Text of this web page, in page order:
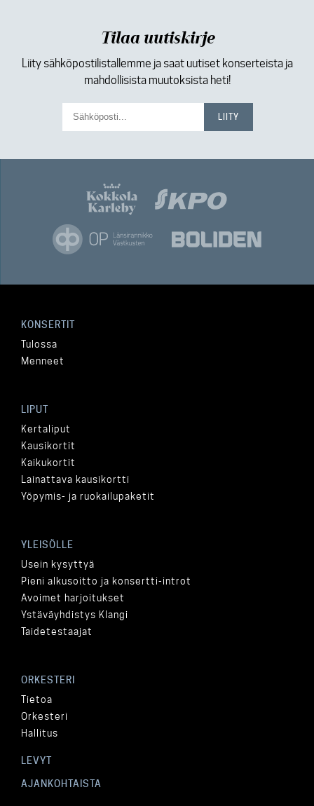
Tilaa uutiskirje
Liity sähköpostilistallemme ja saat uutiset konserteista ja
mahdollisista muutoksista heti!
KONSERTIT
Tulossa
Menneet
LIPUT
Kertaliput
Kausikortit
Kaikukortit
Lainattava kausikortti
Yöpymis- ja ruokailupaketit
YLEISÖLLE
Usein kysyttyä
Pieni alkusoitto ja konsertti-introt
Avoimet harjoitukset
Ystäväyhdistys Klangi
Taidetestaajat
ORKESTERI
Tietoa
Orkesteri
Hallitus
LEVYT
AJANKOHTAISTA